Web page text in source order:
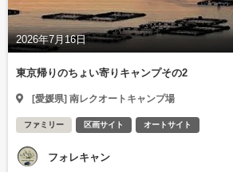
2026年7月16日
東京帰りのちょい寄りキャンプその2
[愛媛県] 南レクオートキャンプ場
ファミリー 区画サイト オートサイト
フォレキャン